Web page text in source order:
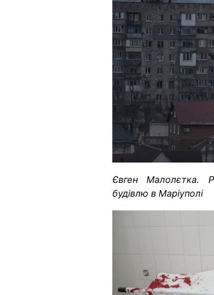
Євген Малолєтка.
будівлю в Маріуполі